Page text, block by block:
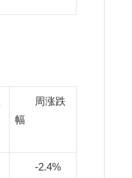
周涨跌
幅
-2.4%